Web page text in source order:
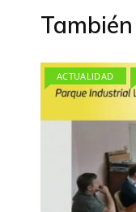
ACTUALIDAD